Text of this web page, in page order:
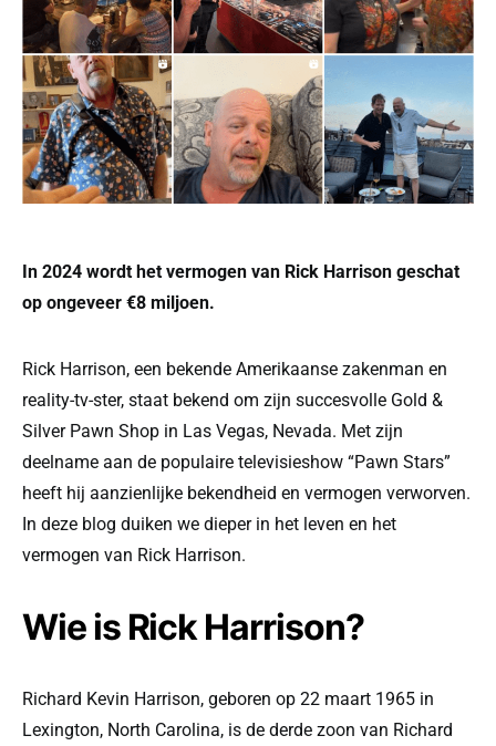
In 2024 wordt het vermogen van Rick Harrison geschat
op ongeveer €8 miljoen.
Rick Harrison, een bekende Amerikaanse zakenman en
reality-tv-ster, staat bekend om zijn succesvolle Gold &
Silver Pawn Shop in Las Vegas, Nevada. Met zijn
deelname aan de populaire televisieshow “Pawn Stars”
heeft hij aanzienlijke bekendheid en vermogen verworven.
In deze blog duiken we dieper in het leven en het
vermogen van Rick Harrison.
Wie is Rick Harrison?
Richard Kevin Harrison, geboren op 22 maart 1965 in
Lexington, North Carolina, is de derde zoon van Richard